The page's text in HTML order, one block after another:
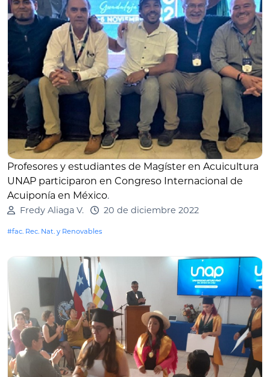
Profesores y estudiantes de Magíster en Acuicultura
UNAP participaron en Congreso Internacional de
Acuiponía en México.
Fredy Aliaga V. 20 de diciembre 2022
#fac. Rec. Nat. y Renovables